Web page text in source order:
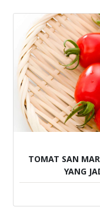
TOMAT SAN
YANG